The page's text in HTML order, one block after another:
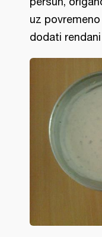
uz
dodati